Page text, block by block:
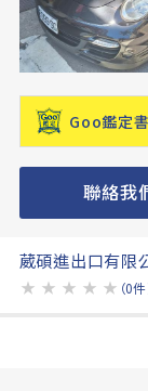
Goo鑑定書
聯絡我
葳碩進出口有限
★ ★ ★ ★ ★ （0件